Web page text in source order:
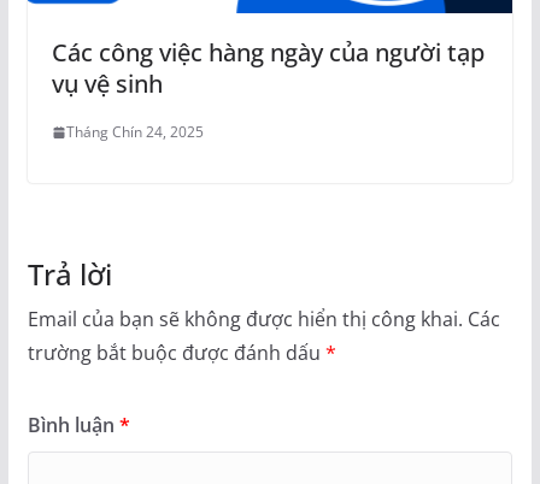
Các công việc hàng ngày của người tạp
vụ vệ sinh
Tháng Chín 24, 2025
Trả lời
Email của bạn sẽ không được hiển thị công khai. Các
trường bắt buộc được đánh dấu *
Bình luận *